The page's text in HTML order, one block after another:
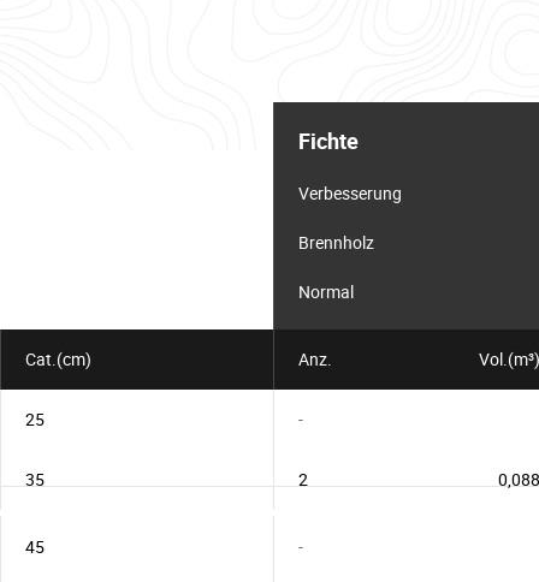
Fichte
Verbesserung
Brennholz
Normal
Cat.(cm) Anz. Vol.(m³)
25 -
35 2 0,088
45 -